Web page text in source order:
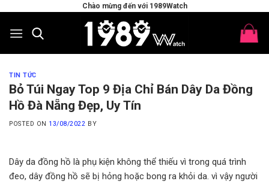
content
Chào mừng đến với 1989Watch
TIN TỨC
Bỏ Túi Ngay Top 9 Địa Chỉ Bán Dây Da Đồng
Hồ Đà Nẵng Đẹp, Uy Tín
POSTED ON 13/08/2022 BY
Dây da đồng hồ là phụ kiện không thể thiếu vì trong quá trình
đeo, dây đồng hồ sẽ bị hỏng hoặc bong ra khỏi da. vì vậy người